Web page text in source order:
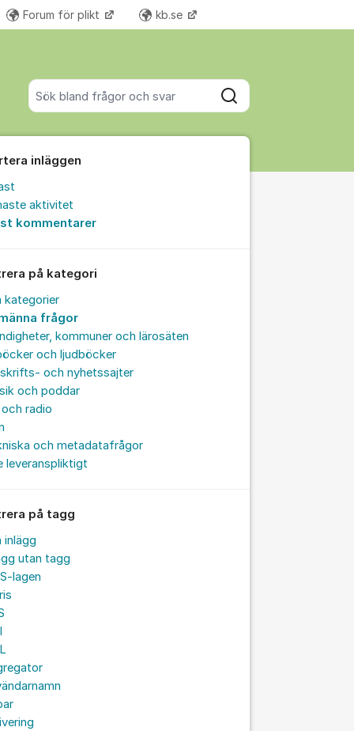
Sök bland alla inlägg
Sök
Forum för plikt kb.se Fler supportlänkar
inläggen
aktivitet
kommentarer
på kategori
kategorier
frågor
kommuner och lärosäten
och ljudböcker
och nyhetssajter
och poddar
radio
och metadatafrågor
leveranspliktigt
på tagg
inlägg
utan tagg
lagen